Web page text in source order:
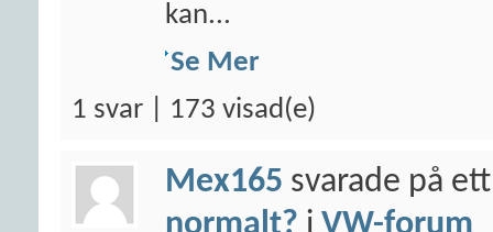
kan...
Se Mer
1 svar | 173 visad(e)
Mex165 svarade på